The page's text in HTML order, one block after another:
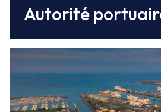
Autorité
Cherbourg Port
exploite les activités pêche,
croisière et transmanche